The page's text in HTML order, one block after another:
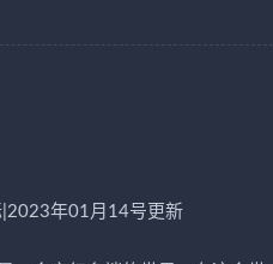
|2023年01月14号更新